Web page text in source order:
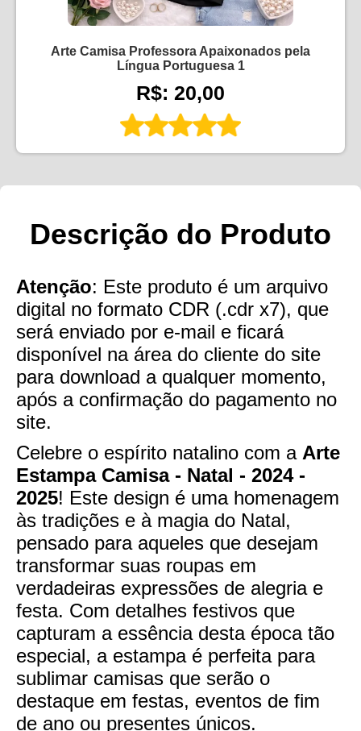
Arte Camisa Professora Apaixonados pela
Língua Portuguesa 1
R$: 20,00
Descrição do Produto
Atenção: Este produto é um arquivo
digital no formato CDR (.cdr x7), que
será enviado por e-mail e ficará
disponível na área do cliente do site
para download a qualquer momento,
após a confirmação do pagamento no
site.
Celebre o espírito natalino com a Arte
Estampa Camisa - Natal - 2024 -
2025! Este design é uma homenagem
às tradições e à magia do Natal,
pensado para aqueles que desejam
transformar suas roupas em
verdadeiras expressões de alegria e
festa. Com detalhes festivos que
capturam a essência desta época tão
especial, a estampa é perfeita para
sublimar camisas que serão o
destaque em festas, eventos de fim
de ano ou presentes únicos.